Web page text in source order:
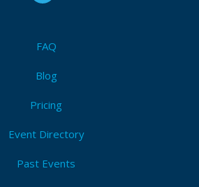
との違い
部コマンドの対話的な制御
扱えないsshコマンドのパスフレー
FAQ
Blog
Pricing
Event Directory
Past Events